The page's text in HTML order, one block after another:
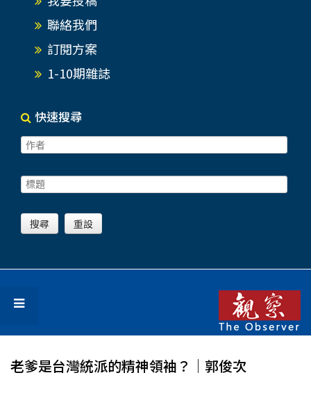
聯絡我們
訂閱方案
1-10期雜誌
快速搜尋
老爹是台灣統派的精神領袖？│郭俊次